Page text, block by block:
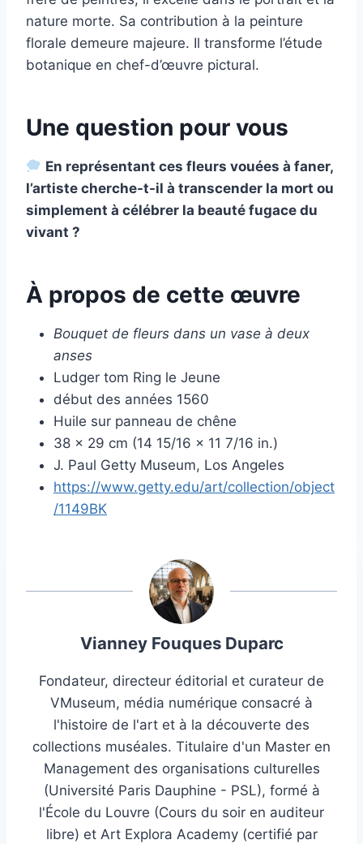
nature morte. Sa contribution à la peinture
florale demeure majeure. Il transforme l’étude
botanique en chef-d’œuvre pictural.
Une question pour vous
En représentant ces fleurs vouées à faner,
l’artiste cherche-t-il à transcender la mort ou
simplement à célébrer la beauté fugace du
vivant ?
À propos de cette œuvre
Bouquet de fleurs dans un vase à deux
anses
Ludger tom Ring le Jeune
début des années 1560
Huile sur panneau de chêne
38 × 29 cm (14 15/16 × 11 7/16 in.)
J. Paul Getty Museum, Los Angeles
https://www.getty.edu/art/collection/object
/1149BK
Vianney Fouques Duparc
Fondateur, directeur éditorial et curateur de
VMuseum, média numérique consacré à
l'histoire de l'art et à la découverte des
collections muséales. Titulaire d'un Master en
Management des organisations culturelles
(Université Paris Dauphine - PSL), formé à
l'École du Louvre (Cours du soir en auditeur
libre) et Art Explora Academy (certifié par